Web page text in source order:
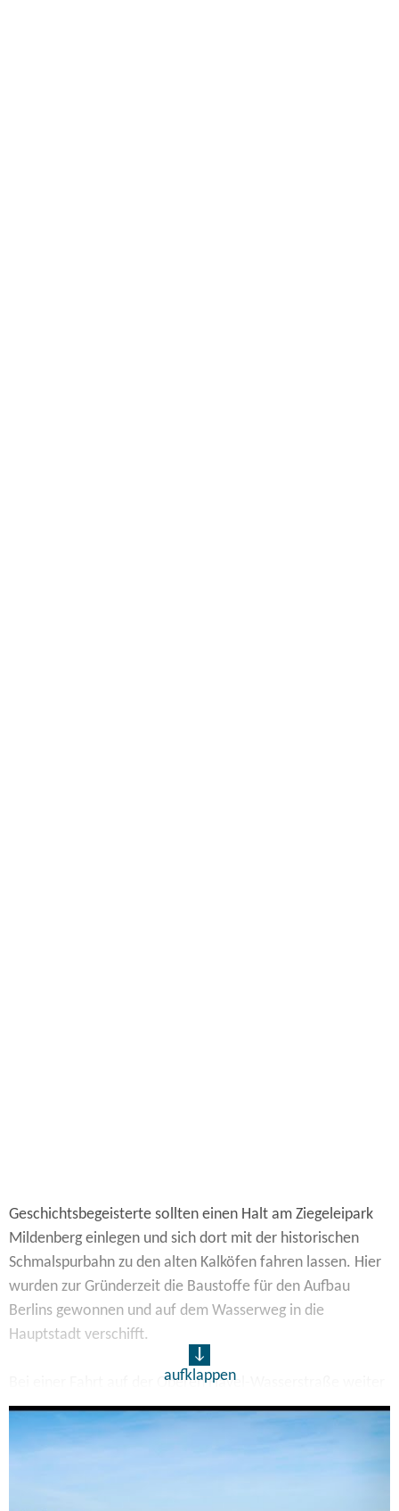
Geschichtsbegeisterte sollten einen Halt am Ziegeleipark
Mildenberg einlegen und sich dort mit der historischen
Schmalspurbahn zu den alten Kalköfen fahren lassen. Hier
wurden zur Gründerzeit die Baustoffe für den Aufbau
Berlins gewonnen und auf dem Wasserweg in die
Hauptstadt verschifft.
Bei einer Fahrt auf der Oberen Havel-Wasserstraße weiter
Richtung Norden, erwarten einen dort die ruhigen
Wentow-Gewässer. Es keinen Binnen- und nur selten
Fahrgastschiffsverkehr und so finden sich an diesen
aufklappen